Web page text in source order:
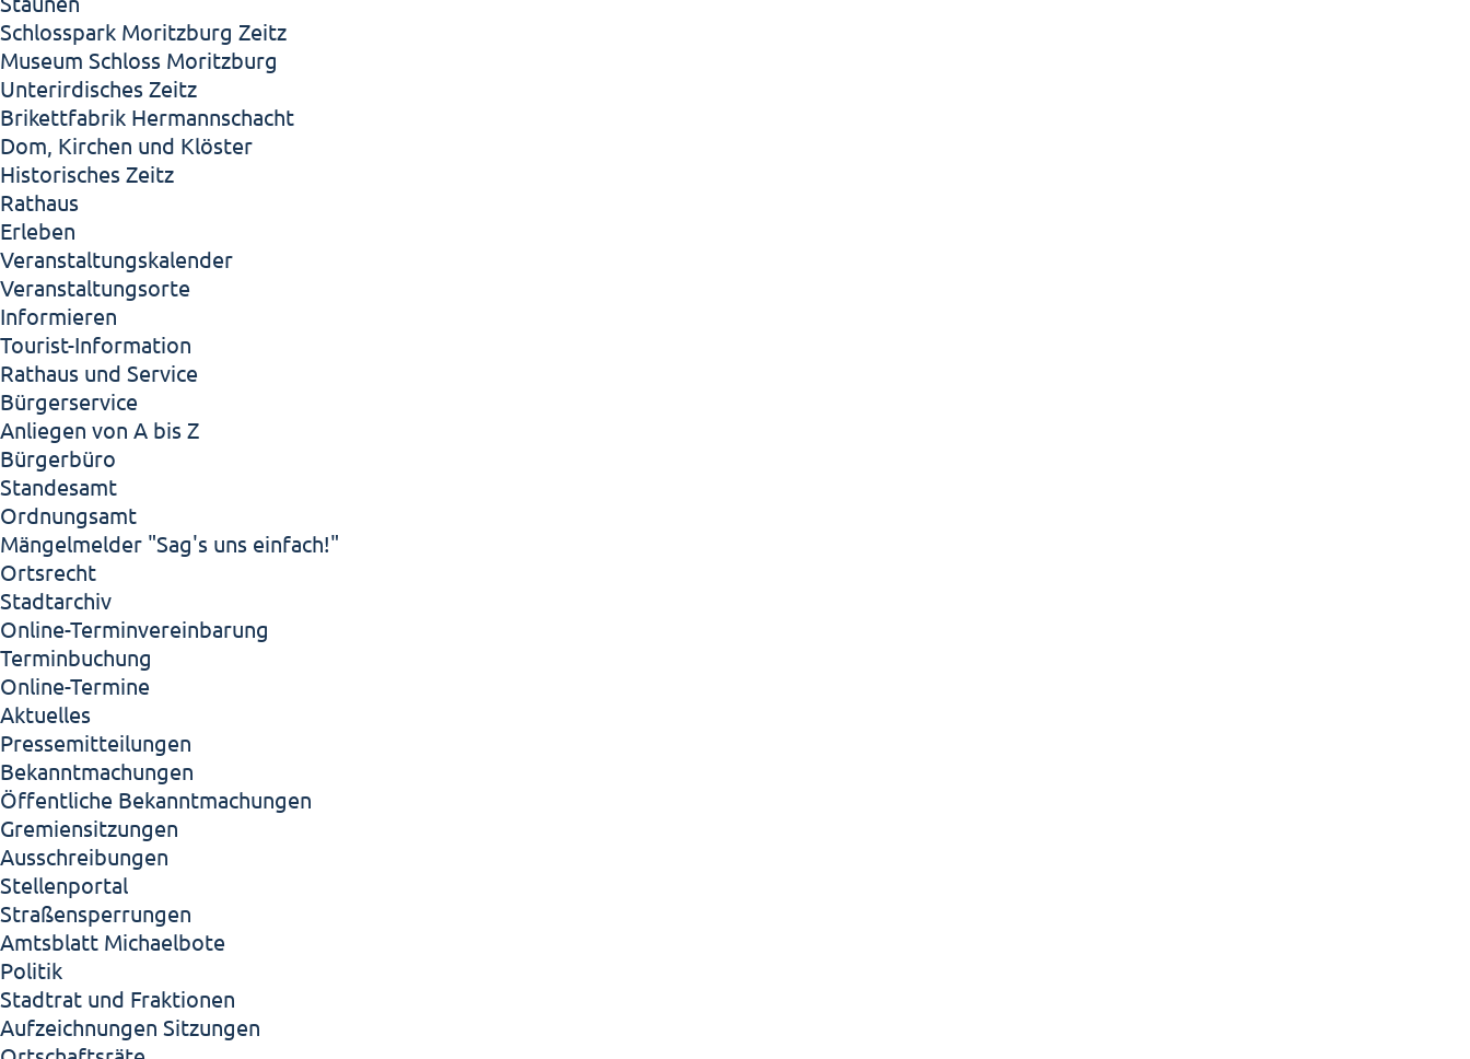
Schlosspark Moritzburg Zeitz
Museum Schloss Moritzburg
Unterirdisches Zeitz
Brikettfabrik Hermannschacht
Dom, Kirchen und Klöster
Historisches Zeitz
Rathaus
Erleben
Veranstaltungskalender
Veranstaltungsorte
Informieren
Tourist-Information
Rathaus und Service
Bürgerservice
Anliegen von A bis Z
Bürgerbüro
Standesamt
Ordnungsamt
Mängelmelder "Sag's uns einfach!"
Ortsrecht
Stadtarchiv
Online-Terminvereinbarung
Terminbuchung
Online-Termine
Aktuelles
Pressemitteilungen
Bekanntmachungen
Öffentliche Bekanntmachungen
Gremiensitzungen
Ausschreibungen
Stellenportal
Straßensperrungen
Amtsblatt Michaelbote
Politik
Stadtrat und Fraktionen
Aufzeichnungen Sitzungen